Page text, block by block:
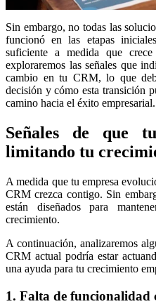
Sin embargo, no todas las
funcionó en las etapas
suficiente a medida que
exploraremos las señales que
cambio en tu CRM, lo que
decisión y cómo esta transición
camino hacia el éxito empresarial.
Señales de que
limitando tu
A medida que tu empresa
CRM crezca contigo. Sin
están diseñados para
crecimiento.
A continuación, analizaremos
CRM actual podría estar
una ayuda para tu crecimiento
1. Falta de funcionalidad